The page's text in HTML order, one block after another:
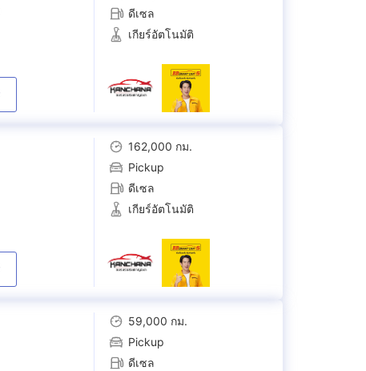
ดีเซล
เกียร์อัตโนมัติ
162,000 กม.
Pickup
ดีเซล
เกียร์อัตโนมัติ
59,000 กม.
Pickup
ดีเซล